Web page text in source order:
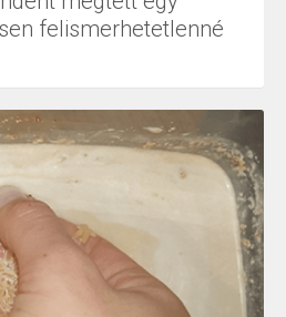
felismerhetetlenné